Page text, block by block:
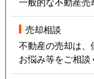
売却相談
不動産の売却は、
お悩み等をご相談